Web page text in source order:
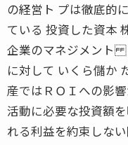
の経営ト プは徹底的
ている 投資した資本
企業のマネジメント
に対して いくら儲か
産ではＲＯＩへの影
活動に必要な投資額
れる利益を約束しな